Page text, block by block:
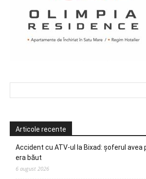
Articole recente
Accident cu ATV-ul la Bixad: șoferul avea
era băut
6 august 2026